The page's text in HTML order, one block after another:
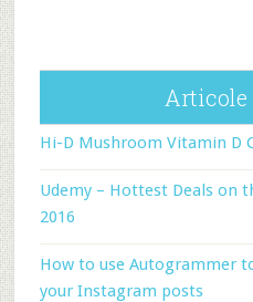
Articole
Hi-D Mushroom Vitamin D
Udemy – Hottest Deals on
2016
How to use Autogrammer
your Instagram posts